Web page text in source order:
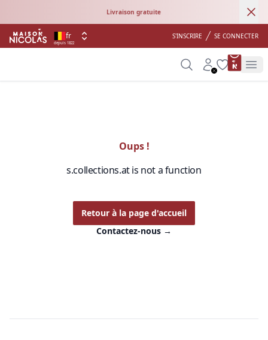
Livraison gratuite
depuis 1822
fr S'INSCRIRE SE CONNECTER
SearchAccount
Wishlist
Oups !
s.collections.at is not a function
Retour à la page d'accueil
Contactez-nous →